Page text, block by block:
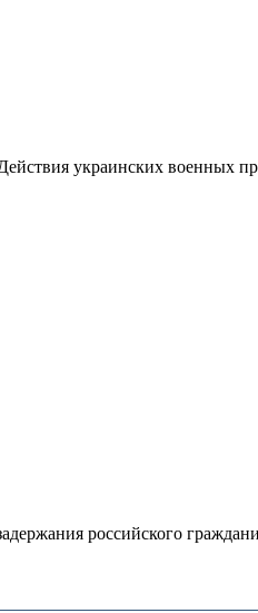
украинских военных
российского